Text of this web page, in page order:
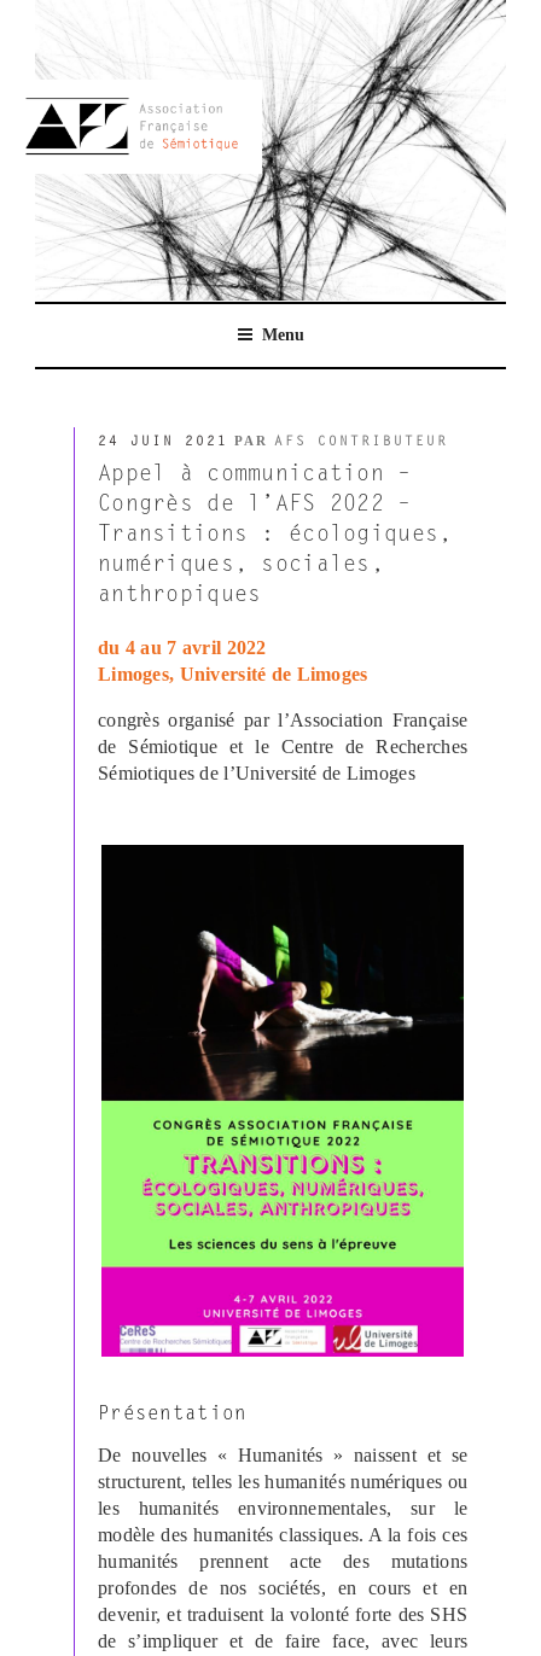
contenu
AFSEMIO.FR
Menu
PUBLIÉ
LE
24 JUIN 2021 PAR AFS CONTRIBUTEUR
Appel à communication –
Congrès de l’AFS 2022 –
Transitions : écologiques,
numériques, sociales,
anthropiques
du 4 au 7 avril 2022
Limoges, Université de Limoges
congrès organisé par l’Association Française
de Sémiotique et le Centre de Recherches
Sémiotiques de l’Université de Limoges
Présentation
De nouvelles « Humanités » naissent et se
structurent, telles les humanités numériques ou
les humanités environnementales, sur le
modèle des humanités classiques. A la fois ces
humanités prennent acte des mutations
profondes de nos sociétés, en cours et en
devenir, et traduisent la volonté forte des SHS
de s’impliquer et de faire face, avec leurs